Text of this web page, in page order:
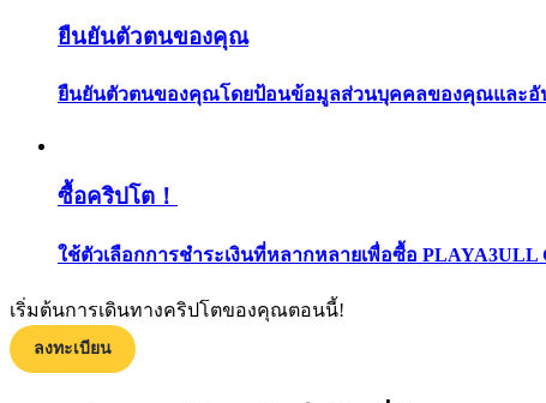
คู่มือเริ่มต้นฟิวเจอร์ส
ยืนยันตัวตนของคุณ
ยืนยันตัวตนของคุณโดยป้อนข้อมูลส่วนบุคคลของคุณและอั
ซื้อคริปโต！
ใช้ตัวเลือกการชำระเงินที่หลากหลายเพื่อซื้อ PLAYA3ULL
เริ่มต้นการเดินทางคริปโตของคุณตอนนี้!
ลงทะเบียน